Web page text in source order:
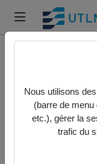
11
Audio
Nous utilisons
(barre de
etc.), gérer la
trafic du